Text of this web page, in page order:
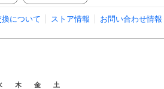
について ストア情報 お問い合わせ情報
木 金 土